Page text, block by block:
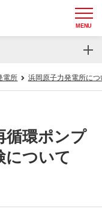
MENU
電所 浜岡原子力発電所につ
環ポンプ
について